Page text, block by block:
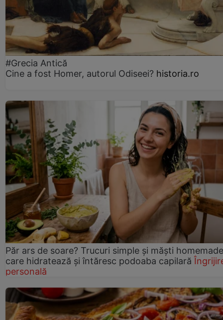
#Grecia Antică
Cine a fost Homer, autorul Odiseei? historia.ro
Păr ars de soare? Trucuri simple și măști homemade
care hidratează și întăresc podoaba capilară
personală